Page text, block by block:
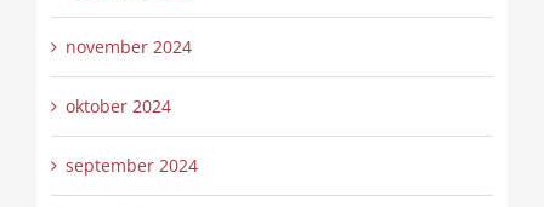
november 2024
oktober 2024
september 2024